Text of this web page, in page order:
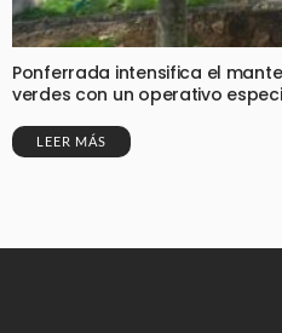
Ponferrada intensifica el
verdes con un operativo
LEER MÁS